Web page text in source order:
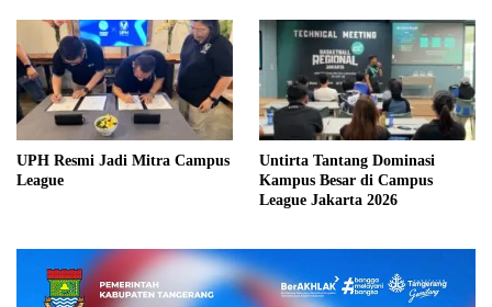
UPH Resmi Jadi Mitra Campus
League
Untirta Tantang Dominasi
Kampus Besar di Campus
League Jakarta 2026